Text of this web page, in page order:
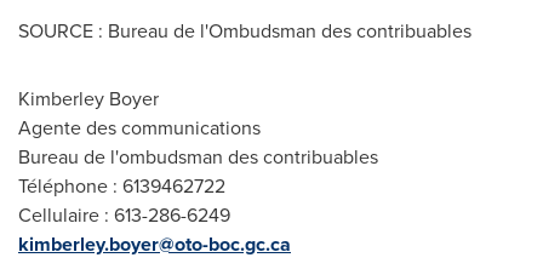
SOURCE : Bureau de l'Ombudsman des contribuables
Kimberley Boyer
Agente des communications
Bureau de l'ombudsman des contribuables
Téléphone : 613­946­2722
Cellulaire : 613-286-6249
kimberley.boyer@oto-boc.gc.ca